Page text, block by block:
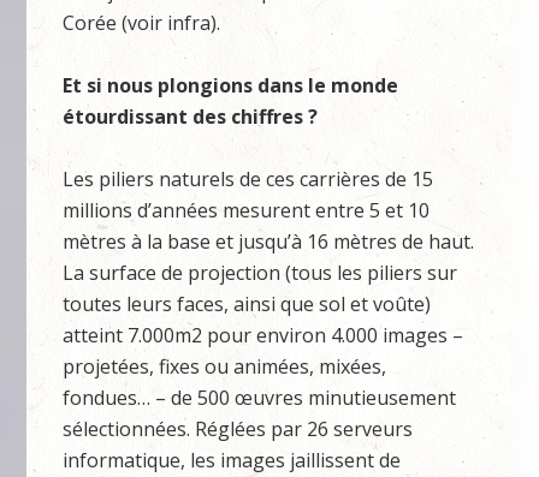
Corée (voir infra).
Et si nous plongions dans le monde
étourdissant des chiffres ?
Les piliers naturels de ces carrières de 15
millions d’années mesurent entre 5 et 10
mètres à la base et jusqu’à 16 mètres de haut.
La surface de projection (tous les piliers sur
toutes leurs faces, ainsi que sol et voûte)
atteint 7.000m2 pour environ 4.000 images –
projetées, fixes ou animées, mixées,
fondues… – de 500 œuvres minutieusement
sélectionnées. Réglées par 26 serveurs
informatique, les images jaillissent de